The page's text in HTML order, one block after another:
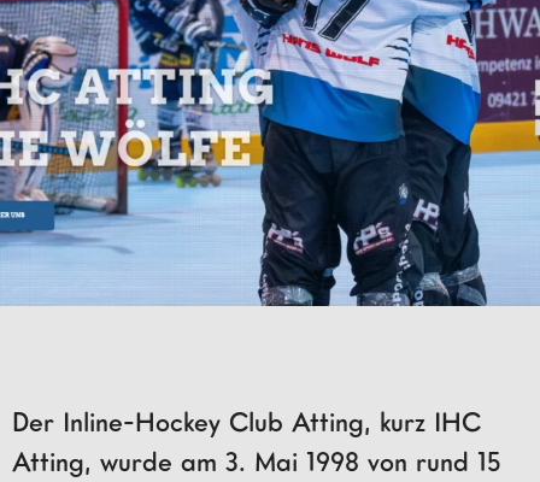
Der Inline-Hockey Club Atting, kurz IHC
Atting, wurde am 3. Mai 1998 von rund 15